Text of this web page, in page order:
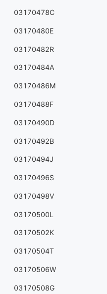
03170478C
03170480E
03170482R
03170484A
03170486M
03170488F
03170490D
03170492B
03170494J
03170496S
03170498V
03170500L
03170502K
03170504T
03170506W
03170508G